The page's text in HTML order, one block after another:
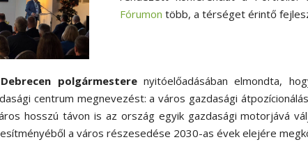
Fórumon több, a térséget érintő
Debrecen polgármesterenyitóelőadásában elmondta,
centrum megnevezést: a város gazdasági
hosszú távon is az ország egyik gazdasági motorjává
a város részesedése 2030-as évek elejére